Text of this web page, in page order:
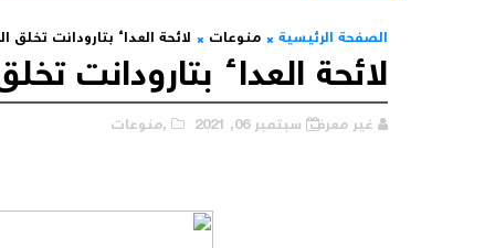
الصفحة الرئيسية منوعات لائحة العداء بتارودانت تخلق
لائحة العداء بتارودانت
غير معرف سبتمبر 06, 2021 ,منوعات